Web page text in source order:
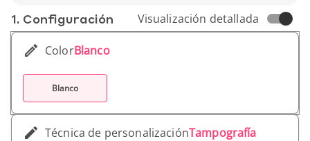
1. Conf­iguración Visualización detallada
ColorBlanco
Blanco
Técnica de personalizaciónTampografía